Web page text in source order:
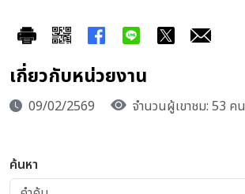
เกี่ยวกับหน่วยงาน
09/02/2569 จำนวนผู้เขาชม: 53 คน
ค้นหา